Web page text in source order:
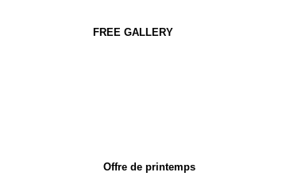
FREE GALLERY
Offre de printemps